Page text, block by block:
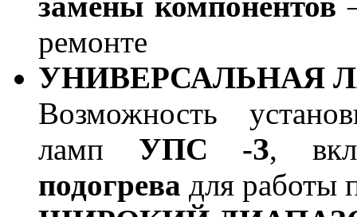
ремонте
УНИВЕРСАЛЬНАЯ
Возможность
ламп УПС -З,
подогрева для работы